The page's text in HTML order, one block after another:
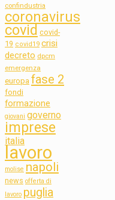
confindustria
coronavirus
covid covid-
19 covid19 crisi
decreto dpcm
emergenza
europa fase 2
fondi
formazione
giovani governo
imprese
italia
lavoro
molise napoli
news offerta di
lavoro puglia